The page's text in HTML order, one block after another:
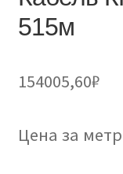
515м
154005,60₽
Цена за